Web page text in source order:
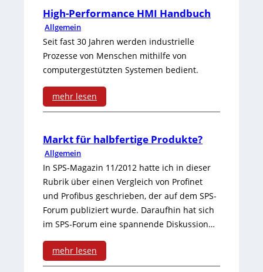
n
g
W
a
c
h
u
m
h
ä
l
t
a
P
o
s
i
t
i
v
e
J
a
h
r
e
High-Performance HMI Handbuch
Allgemein
Seit fast 30 Jahren werden industrielle
Prozesse von Menschen mithilfe von
computergestützten Systemen bedient.
mehr lesen
:
H
i
g
h
-
P
e
Markt für halbfertige Produkte?
Allgemein
In SPS-Magazin 11/2012 hatte ich in dieser
Rubrik über einen Vergleich von Profinet
und Profibus geschrieben, der auf dem SPS-
Forum publiziert wurde. Daraufhin hat sich
im SPS-Forum eine spannende Diskussion…
mehr lesen